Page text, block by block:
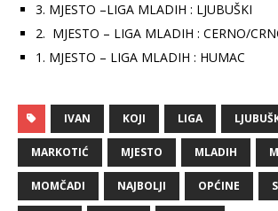
3. MJESTO –LIGA MLADIH : LJUBUŠKI
2. MJESTO – LIGA MLADIH : CERNO/
1. MJESTO – LIGA MLADIH : HUMAC
IVAN KOJI LIGA
MARKOTIĆ MJESTO MLADIH
MOMČADI NAJBOLJI OPĆINE